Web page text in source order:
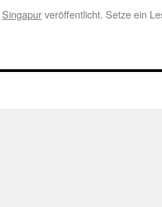
Singapurveröffentlicht. Setze ein